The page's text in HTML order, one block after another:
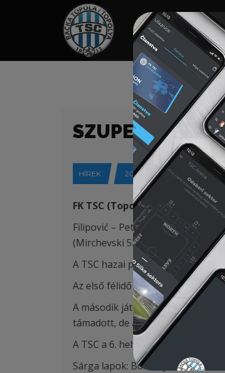
HOME
SZUPER LIGA
HÍREK 2022-05-23
FK TSC (Topolya) – FK
Filipović – Petrović, Varga,
(Mirchevski 53′) – Vukić
A TSC hazai pályán 2:0-s
Az első félidő főleg
A második játékrész elején a
támadott, de a 79. percben egy
A TSC a 6. helyen zárta a 2021/
Sárga lapok: Bocskay 20′,